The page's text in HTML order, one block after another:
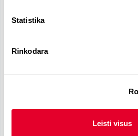
Statistika
Rinkodara
Leisti visus
Rengti mokesčių
teisės aktais.
komandą.
Reikalingos kalbos
Anglų- B2